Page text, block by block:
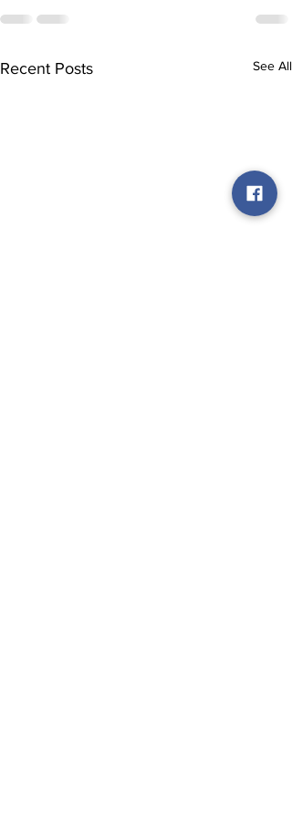
Recent Posts See All